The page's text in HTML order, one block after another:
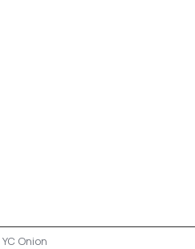
YC Onion